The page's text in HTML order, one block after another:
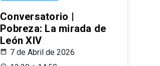
Conversatorio |
Pobreza: La mirada de
León XIV
7 de Abril de 2026